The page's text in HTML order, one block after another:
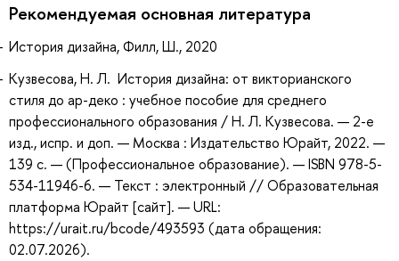
Рекомендуемая основная литература
История дизайна, Филл, Ш., 2020
Кузвесова, Н. Л. История дизайна: от викторианского
стиля до ар-деко : учебное пособие для среднего
профессионального образования / Н. Л. Кузвесова. — 2-е
изд., испр. и доп. — Москва : Издательство Юрайт, 2022. —
139 с. — (Профессиональное образование). — ISBN 978-5-
534-11946-6. — Текст : электронный // Образовательная
платформа Юрайт [сайт]. — URL:
https://urait.ru/bcode/493593 (дата обращения:
02.07.2026).